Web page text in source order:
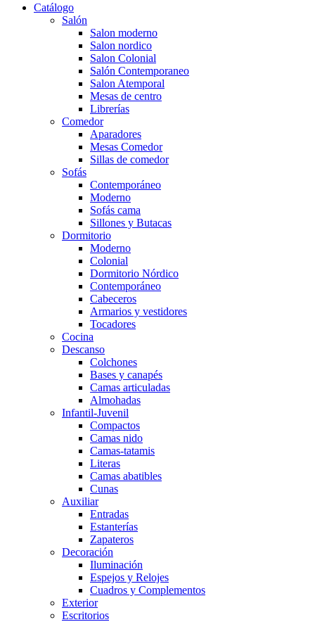
Catálogo
Salón
Salon moderno
Salon nordico
Salon Colonial
Salón Contemporaneo
Salon Atemporal
Mesas de centro
Librerías
Comedor
Aparadores
Mesas Comedor
Sillas de comedor
Sofás
Contemporáneo
Moderno
Sofás cama
Sillones y Butacas
Dormitorio
Moderno
Colonial
Dormitorio Nórdico
Contemporáneo
Cabeceros
Armarios y vestidores
Tocadores
Cocina
Descanso
Colchones
Bases y canapés
Camas articuladas
Almohadas
Infantil-Juvenil
Compactos
Camas nido
Camas-tatamis
Literas
Camas abatibles
Cunas
Auxiliar
Entradas
Estanterías
Zapateros
Decoración
Iluminación
Espejos y Relojes
Cuadros y Complementos
Exterior
Escritorios